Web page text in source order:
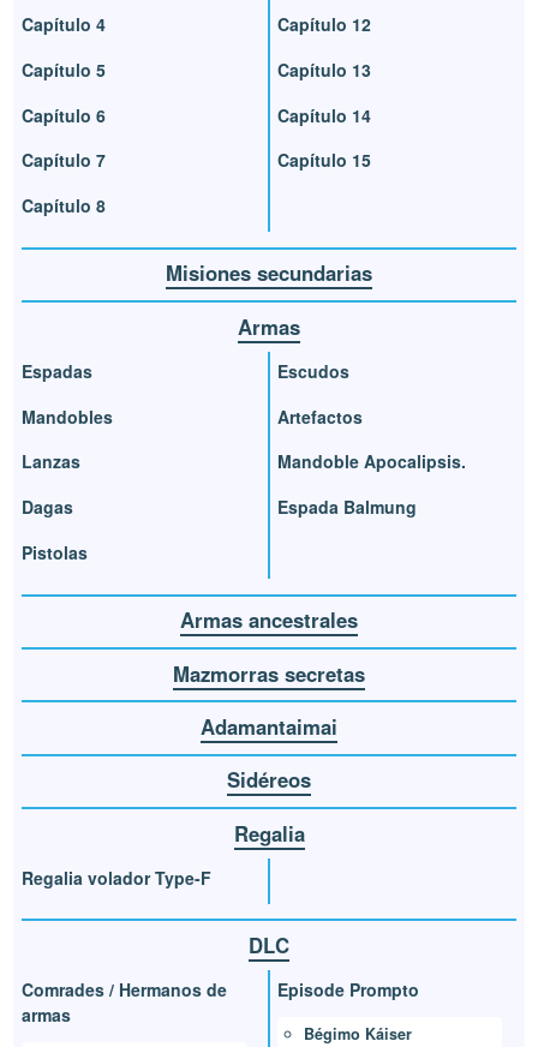
Capítulo 4
Capítulo 5
Capítulo 6
Capítulo 7
Capítulo 8
Capítulo 12
Capítulo 13
Capítulo 14
Capítulo 15
Misiones secundarias
Armas
Espadas
Mandobles
Lanzas
Dagas
Pistolas
Escudos
Artefactos
Mandoble Apocalipsis.
Espada Balmung
Armas ancestrales
Mazmorras secretas
Adamantaimai
Sidéreos
Regalia
Regalia volador Type-F
DLC
Comrades / Hermanos de
armas
Episode Prompto
Bégimo Káiser